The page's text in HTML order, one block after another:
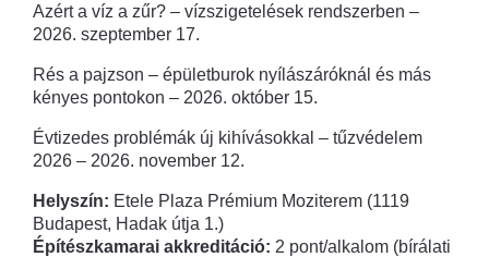
Azért a víz a zűr? – vízszigetelések rendszerben –
2026. szeptember 17.
Rés a pajzson – épületburok nyílászáróknál és más
kényes pontokon – 2026. október 15.
Évtizedes problémák új kihívásokkal – tűzvédelem
2026 – 2026. november 12.
Helyszín: Etele Plaza Prémium Moziterem (1119
Budapest, Hadak útja 1.)
Építészkamarai akkreditáció: 2 pont/alkalom (bírálati